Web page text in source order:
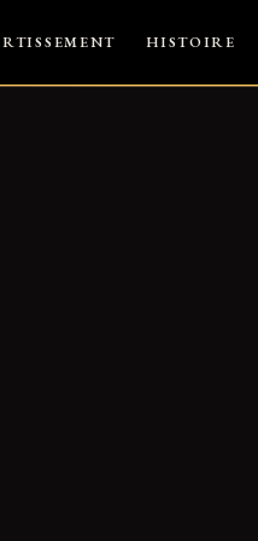
HISTOIRE